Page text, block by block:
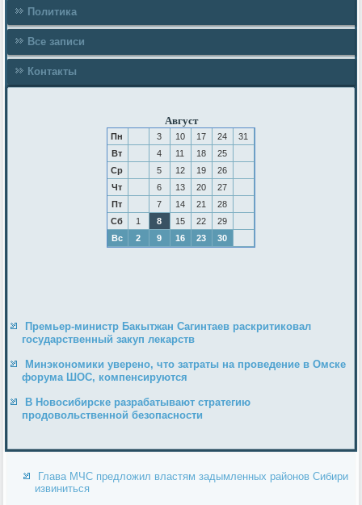
Политика
Все записи
Контакты
Август
Пн 3 10 17 24
31
Вт
4 11 18
25
Ср
5 12 19
26
Чт
6 13 20
27
Пт
7 14 21
28
Сб
1 8 15 22
29
Вс
2 9 16 23 30
Премьер-министр Бакытжан Сагинтаев раскритиковал
государственный закуп лекарств
Минэкономики уверено, что затраты на проведение в Омске
форума ШОС, компенсируются
В Новосибирске разрабатывают стратегию
продовольственной безопасности
Глава МЧС предложил властям задымленных районов Сибири
извиниться